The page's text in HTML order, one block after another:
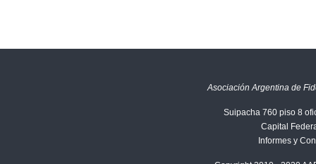
Asociación Argentina de
Suipacha 760 piso 8
Capital
Informes y